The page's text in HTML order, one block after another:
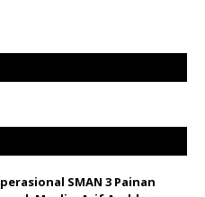
SMAN 3 Painan